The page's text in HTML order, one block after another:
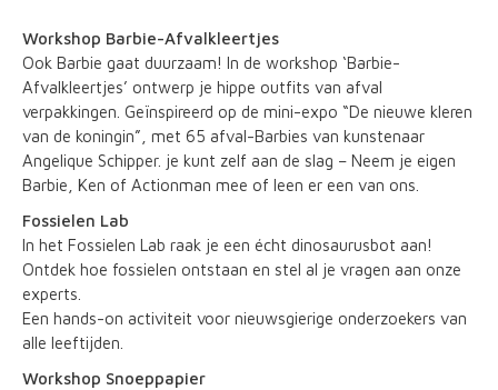
Workshop Barbie-Afvalkleertjes
Ook Barbie gaat duurzaam! In de workshop ‘Barbie-
Afvalkleertjes’ ontwerp je hippe outfits van afval
verpakkingen. Geïnspireerd op de mini-expo “De nieuwe kleren
van de koningin”, met 65 afval-Barbies van kunstenaar
Angelique Schipper. je kunt zelf aan de slag – Neem je eigen
Barbie, Ken of Actionman mee of leen er een van ons.
Fossielen Lab
In het Fossielen Lab raak je een écht dinosaurusbot aan!
Ontdek hoe fossielen ontstaan en stel al je vragen aan onze
experts.
Een hands-on activiteit voor nieuwsgierige onderzoekers van
alle leeftijden.
Workshop Snoeppapier